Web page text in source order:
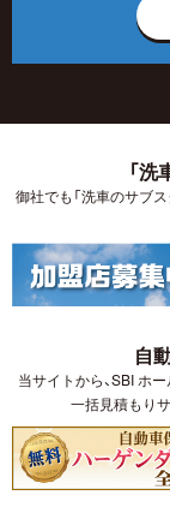
「
御社でも「洗車のサブ
自
当サイトから、SBI ホ
一括見積もり